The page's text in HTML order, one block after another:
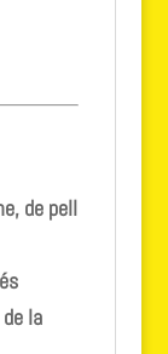
de pell
la